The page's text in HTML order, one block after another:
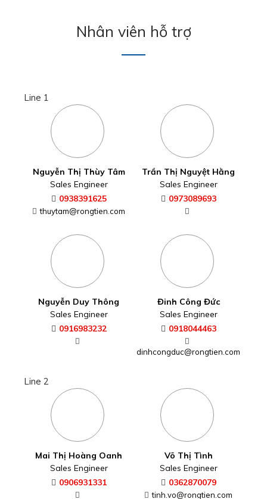
Nhân viên hỗ trợ
Line 1
Nguyễn Thị Thùy Tâm
Sales Engineer
0938391625
thuytam@rongtien.com
Trần Thị Nguyệt Hằng
Sales Engineer
0973089693
Nguyễn Duy Thông
Sales Engineer
0916983232
Đinh Công Đức
Sales Engineer
0918044463
dinhcongduc@rongtien.com
Line 2
Mai Thị Hoàng Oanh
Sales Engineer
0906931331
Võ Thị Tình
Sales Engineer
0362870079
tinh.vo@rongtien.com